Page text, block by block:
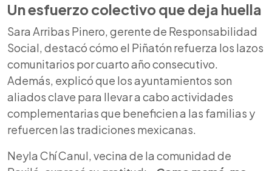
Un esfuerzo colectivo que deja huella
Sara Arribas Pinero, gerente de Responsabilidad
Social, destacó cómo el Piñatón refuerza los lazos
comunitarios por cuarto año consecutivo.
Además, explicó que los ayuntamientos son
aliados clave para llevar a cabo actividades
complementarias que beneficien a las familias y
refuercen las tradiciones mexicanas.
Neyla Chí Canul, vecina de la comunidad de